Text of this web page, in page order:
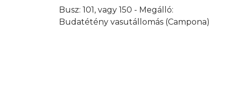
Busz: 101, vagy 150 - Megálló:
Budatétény vasutállomás (Campona)